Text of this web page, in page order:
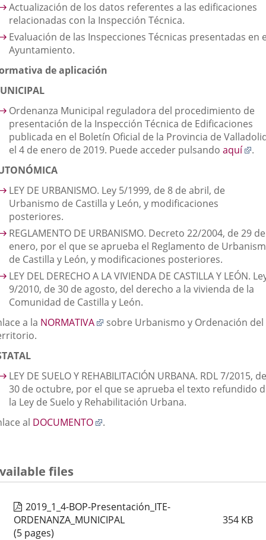
Actualización de los datos referentes a las edificaciones
relacionadas con la Inspección Técnica.
Evaluación de las Inspecciones Técnicas presentadas en
Ayuntamiento.
de aplicación
Ordenanza Municipal reguladora del procedimiento de
presentación de la Inspección Técnica de Edificaciones
publicada en el Boletín Oficial de la Provincia de
el 4 de enero de 2019. Puede acceder pulsando aquí
.
LEY DE URBANISMO. Ley 5/1999, de 8 de abril, de
Urbanismo de Castilla y León, y modificaciones
posteriores.
REGLAMENTO DE URBANISMO. Decreto 22/2004, de 29 de
enero, por el que se aprueba el Reglamento de
de Castilla y León, y modificaciones posteriores.
LEY DEL DERECHO A LA VIVIENDA DE CASTILLA Y LEÓN.
9/2010, de 30 de agosto, del derecho a la vivienda de la
Comunidad de Castilla y León.
a la NORMATIVA
Enlace
externa.
sobre Urbanismo y Ordenación del
LEY DE SUELO Y REHABILITACIÓN URBANA. RDL 7/2015, de
30 de octubre, por el que se aprueba el texto refundido
la Ley de Suelo y Rehabilitación Urbana.
al DOCUMENTO
Enlace
.
files
2019_1_4-BOP-Presentación_ITE-
ORDENANZA_MUNICIPAL
354 KB
(5 pages)